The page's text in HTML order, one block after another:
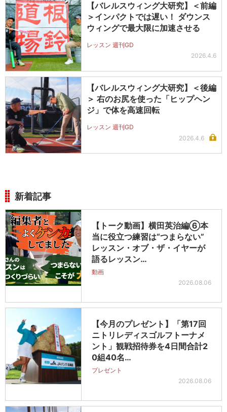
【バレルスウィング大研究】＜前編
＞インパクトでは遅い！ ダウンス
ウィングで最大限に加速させる
レッスン 週刊GD
2026.4.6
【バレルスウィング大研究】＜後編
＞ 右のお尻を使った「ヒップヘン
ジ」で体を高速回転
レッスン 週刊GD
2026.4.6
新着記事
【トーク動画】横田英治編⑥本
当に役立つ練習は“つまらない”
レッスン・オブ・ザ・イヤーが
語るレッスン…
動画
2026.08.06
【今月のプレゼント】「第17回
ニトリレディスゴルフトーナメ
ント」観戦招待券を4日間合計2
0組40名…
プレゼント
2026.08.06